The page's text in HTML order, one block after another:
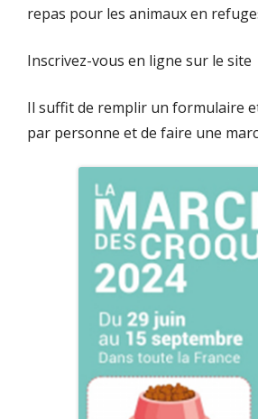
repas pour les animaux en
Inscrivez-vous en ligne sur le site
Il suffit de remplir un formulaire
par personne et de faire une